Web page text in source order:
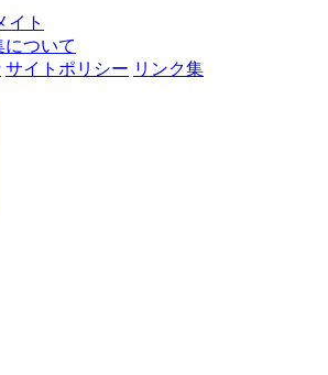
イト
ついて
サイトポリシー リンク集